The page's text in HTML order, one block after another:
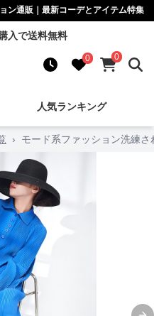
ン通販｜最新コーデとアイテム特集
入で送料無料
0 0
人気ランキング
› モード系ファッション洗練